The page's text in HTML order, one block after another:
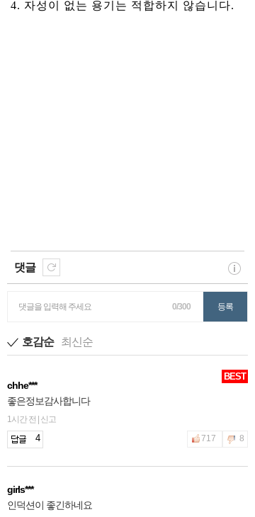
4. 자성이 없는 용기는 적합하지 않습니다.
댓글
댓글을 입력해 주세요 0/300 등록
호감순 최신순
BEST
chhe***
좋은정보감사합니다
1시간 전 | 신고
4 717 8
girls***
인덕션이 좋긴하네요